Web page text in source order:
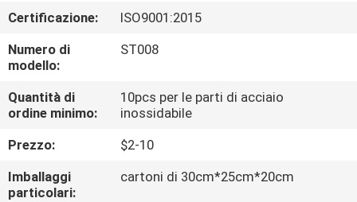
VISITA
ALLA
FABBRICA
CONTROLLO
DELLA
QUALITÀ
Certificazione:
ISO9001:2015
Numero di
modello:
ST008
Quantità di
ordine minimo:
10pcs per le parti di acciaio
inossidabile
Prezzo:
$2-10
Imballaggi
particolari:
cartoni di 30cm*25cm*20cm